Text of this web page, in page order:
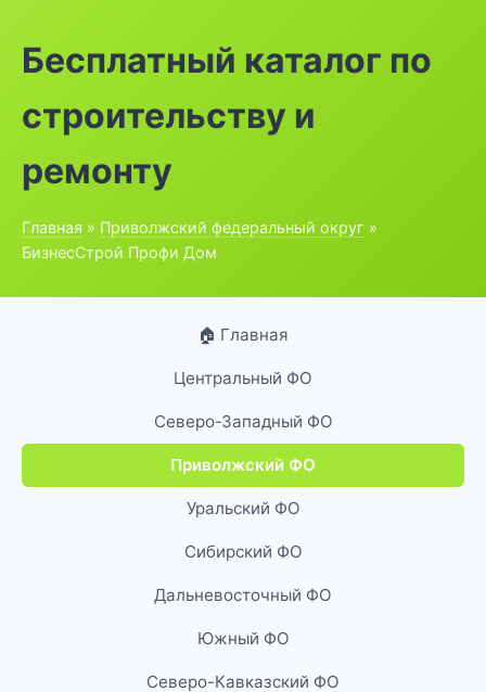
Бесплатный каталог по
строительству и
ремонту
Главная » Приволжский федеральный округ »
БизнесСтрой Профи Дом
🏠 Главная
Центральный ФО
Северо-Западный ФО
Приволжский ФО
Уральский ФО
Сибирский ФО
Дальневосточный ФО
Южный ФО
Северо-Кавказский ФО